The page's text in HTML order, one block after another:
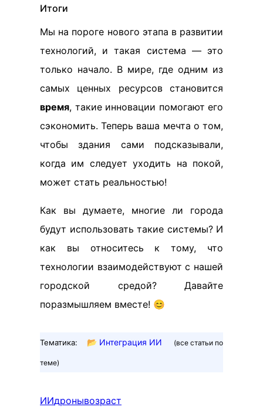
Итоги
Мы на пороге нового этапа в развитии
технологий, и такая система — это
только начало. В мире, где одним из
самых ценных ресурсов становится
время, такие инновации помогают его
сэкономить. Теперь ваша мечта о том,
чтобы здания сами подсказывали,
когда им следует уходить на покой,
может стать реальностью!
Как вы думаете, многие ли города
будут использовать такие системы? И
как вы относитесь к тому, что
технологии взаимодействуют с нашей
городской средой? Давайте
поразмышляем вместе! 😊
Тематика: 📂 Интеграция ИИ (все статьи по
теме)
ИИдронывозраст